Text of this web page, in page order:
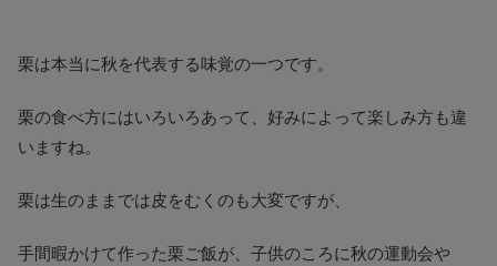
栗は本当に秋を代表する味覚の一つです。
栗の食べ方にはいろいろあって、好みによって楽しみ方も違
いますね。
栗は生のままでは皮をむくのも大変ですが、
手間暇かけて作った栗ご飯が、子供のころに秋の運動会や